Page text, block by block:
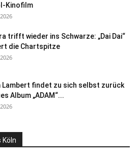
Kinofilm
trifft wieder ins Schwarze: „Dai Dai“
die Chartspitze
Lambert findet zu sich selbst zurück
Album „ADAM“...
Köln